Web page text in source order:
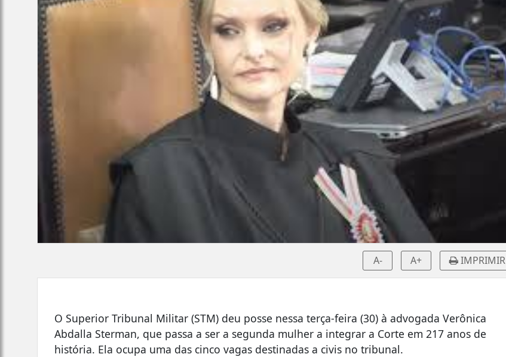
A- A+ IMPRIMIR
O Superior Tribunal Militar (STM) deu posse nessa terça-feira (30) à advogada Verônica
Abdalla Sterman, que passa a ser a segunda mulher a integrar a Corte em 217 anos de
história. Ela ocupa uma das cinco vagas destinadas a civis no tribunal.